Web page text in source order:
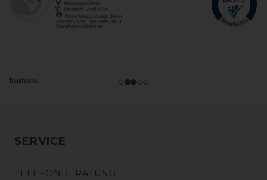
SERVICE
TELEFONBERATUNG